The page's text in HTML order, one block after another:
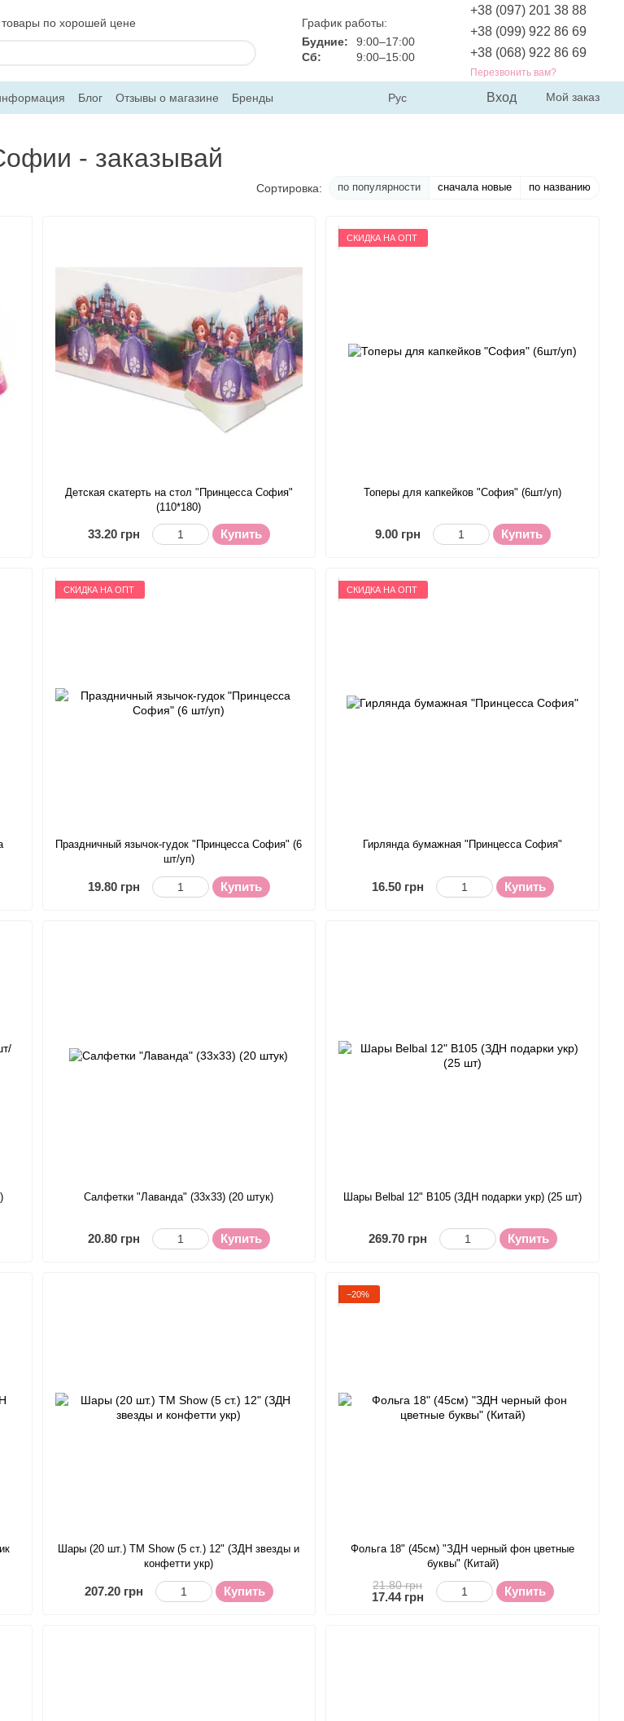
по хорошей цене
График работы:
Будние:
9:00–17:00
Сб:
9:00–15:00
+38 (097) 201 38 88
+38 (099) 922 86 69
+38 (068) 922 86 69
Перезвонить вам?
Блог Отзывы о магазине
Бренды
Рус Вход Мой заказ
- заказывай
Сортировка: по популярности сначала новые по названию
Детская скатерть на стол "Принцесса София"
(110*180)
33.20 грн Купить
СКИДКА НА ОПТ
Топеры для капкейков "София" (6шт/уп)
9.00 грн Купить
СКИДКА НА ОПТ
Праздничный язычок-гудок "Принцесса София" (6
шт/уп)
19.80 грн Купить
СКИДКА НА ОПТ
Гирлянда бумажная "Принцесса София"
16.50 грн Купить
Салфетки "Лаванда" (33х33) (20 штук)
20.80 грн Купить
Шары Belbal 12" B105 (ЗДН подарки укр) (25 шт)
269.70 грн Купить
Шары (20 шт.) ТМ Show (5 ст.) 12" (ЗДН звезды и
конфетти укр)
207.20 грн Купить
−20%
Фольга 18" (45см) "ЗДН черный фон цветные
буквы" (Китай)
21.80 грн
17.44 грн Купить